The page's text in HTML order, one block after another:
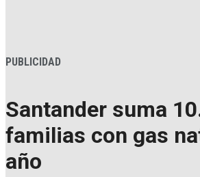
PUBLICIDAD
Santander suma
familias con gas
año